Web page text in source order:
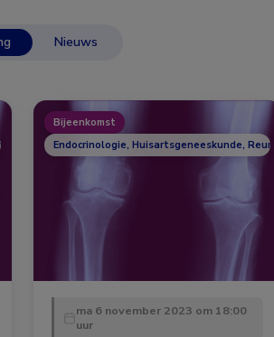
Nieuws
Bijeenkomst
Endocrinologie, Huisartsgeneeskunde,
ma 6 november 2023 om 18:00
uur